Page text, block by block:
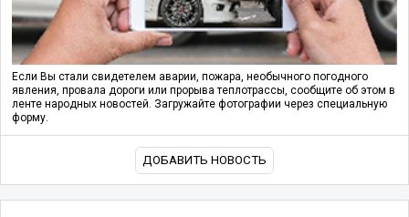
Если Вы стали свидетелем аварии, пожара, необычного погодного
явления, провала дороги или прорыва теплотрассы, сообщите об этом в
ленте народных новостей. Загружайте фотографии через специальную
форму.
ДОБАВИТЬ НОВОСТЬ